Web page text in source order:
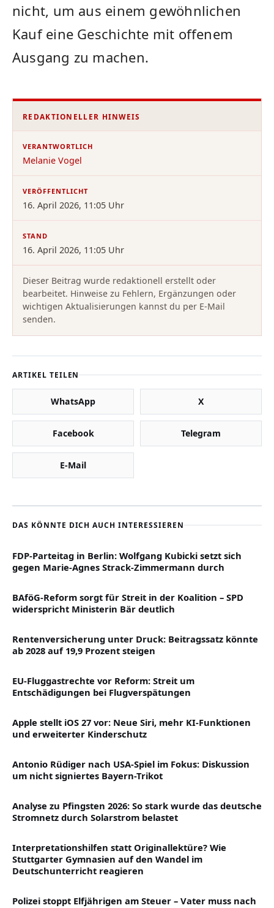
nicht, um aus einem gewöhnlichen
Kauf eine Geschichte mit offenem
Ausgang zu machen.
REDAKTIONELLER HINWEIS
VERANTWORTLICH
Melanie Vogel
VERÖFFENTLICHT
16. April 2026, 11:05 Uhr
STAND
16. April 2026, 11:05 Uhr
Dieser Beitrag wurde redaktionell erstellt oder
bearbeitet. Hinweise zu Fehlern, Ergänzungen oder
wichtigen Aktualisierungen kannst du per E-Mail
senden.
ARTIKEL TEILEN
WhatsApp X
Facebook Telegram
E-Mail
DAS KÖNNTE DICH AUCH INTERESSIEREN
FDP-Parteitag in Berlin: Wolfgang Kubicki setzt sich
gegen Marie-Agnes Strack-Zimmermann durch
BAföG-Reform sorgt für Streit in der Koalition – SPD
widerspricht Ministerin Bär deutlich
Rentenversicherung unter Druck: Beitragssatz könnte
ab 2028 auf 19,9 Prozent steigen
EU-Fluggastrechte vor Reform: Streit um
Entschädigungen bei Flugverspätungen
Apple stellt iOS 27 vor: Neue Siri, mehr KI-Funktionen
und erweiterter Kinderschutz
Antonio Rüdiger nach USA-Spiel im Fokus: Diskussion
um nicht signiertes Bayern-Trikot
Analyse zu Pfingsten 2026: So stark wurde das deutsche
Stromnetz durch Solarstrom belastet
Interpretationshilfen statt Originallektüre? Wie
Stuttgarter Gymnasien auf den Wandel im
Deutschunterricht reagieren
Polizei stoppt Elfjährigen am Steuer – Vater muss nach